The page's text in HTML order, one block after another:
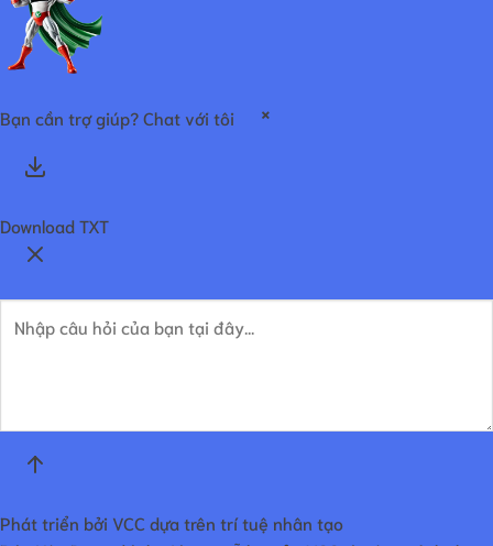
Bạn cần trợ giúp? Chat với tôi ×
Download TXT
Phát triển bởi VCC dựa trên trí tuệ nhân tạo